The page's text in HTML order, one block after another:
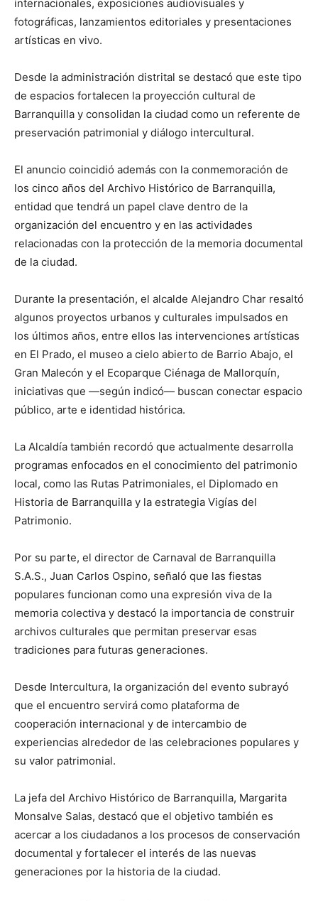
internacionales, exposiciones audiovisuales y
fotográficas, lanzamientos editoriales y presentaciones
artísticas en vivo.
Desde la administración distrital se destacó que este tipo
de espacios fortalecen la proyección cultural de
Barranquilla y consolidan la ciudad como un referente de
preservación patrimonial y diálogo intercultural.
El anuncio coincidió además con la conmemoración de
los cinco años del Archivo Histórico de Barranquilla,
entidad que tendrá un papel clave dentro de la
organización del encuentro y en las actividades
relacionadas con la protección de la memoria documental
de la ciudad.
Durante la presentación, el alcalde Alejandro Char resaltó
algunos proyectos urbanos y culturales impulsados en
los últimos años, entre ellos las intervenciones artísticas
en El Prado, el museo a cielo abierto de Barrio Abajo, el
Gran Malecón y el Ecoparque Ciénaga de Mallorquín,
iniciativas que —según indicó— buscan conectar espacio
público, arte e identidad histórica.
La Alcaldía también recordó que actualmente desarrolla
programas enfocados en el conocimiento del patrimonio
local, como las Rutas Patrimoniales, el Diplomado en
Historia de Barranquilla y la estrategia Vigías del
Patrimonio.
Por su parte, el director de Carnaval de Barranquilla
S.A.S., Juan Carlos Ospino, señaló que las fiestas
populares funcionan como una expresión viva de la
memoria colectiva y destacó la importancia de construir
archivos culturales que permitan preservar esas
tradiciones para futuras generaciones.
Desde Intercultura, la organización del evento subrayó
que el encuentro servirá como plataforma de
cooperación internacional y de intercambio de
experiencias alrededor de las celebraciones populares y
su valor patrimonial.
La jefa del Archivo Histórico de Barranquilla, Margarita
Monsalve Salas, destacó que el objetivo también es
acercar a los ciudadanos a los procesos de conservación
documental y fortalecer el interés de las nuevas
generaciones por la historia de la ciudad.